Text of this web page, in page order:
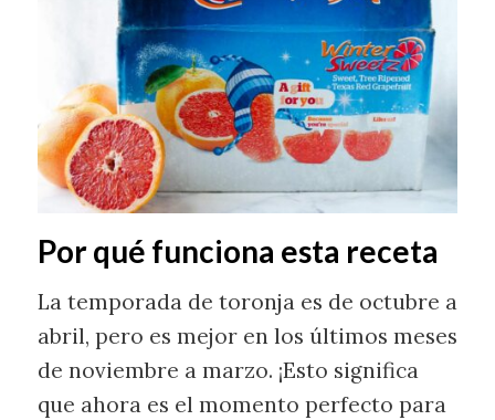
Por qué funciona esta receta
La temporada de toronja es de octubre a
abril, pero es mejor en los últimos meses
de noviembre a marzo. ¡Esto significa
que ahora es el momento perfecto para